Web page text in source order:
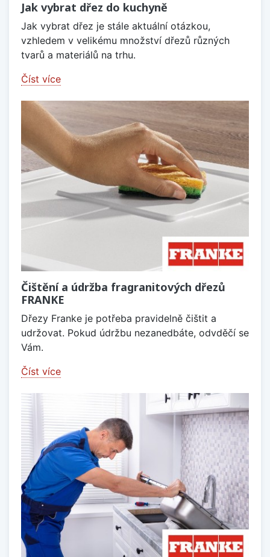
Jak vybrat dřez do kuchyně
Jak vybrat dřez je stále aktuální otázkou,
vzhledem v velikému množství dřezů různých
tvarů a materiálů na trhu.
Číst více
Čištění a údržba fragranitových dřezů
FRANKE
Dřezy Franke je potřeba pravidelně čištit a
udržovat. Pokud údržbu nezanedbáte, odvděčí se
Vám.
Číst více